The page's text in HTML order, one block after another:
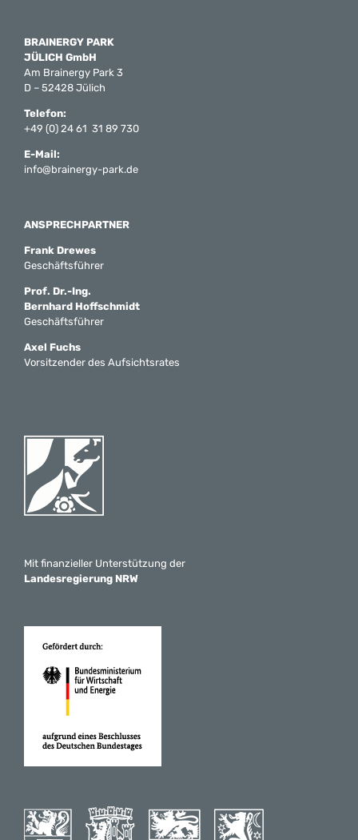
BRAINERGY PARK
JÜLICH GmbH
Am Brainergy Park 3
D – 52428 Jülich
Telefon:
+49 (0) 24 61 31 89 730
E-Mail:
info@brainergy-park.de
ANSPRECHPARTNER
Frank Drewes
Geschäftsführer
Prof. Dr.-Ing.
Bernhard Hoffschmidt
Geschäftsführer
Axel Fuchs
Vorsitzender des Aufsichtsrates
Mit finanzieller Unterstützung der
Landesregierung NRW